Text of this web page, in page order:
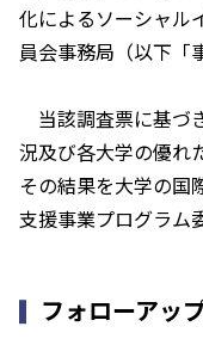
化によるソーシャル
員会事務局（以下「
当該調査票に基づ
況及び各大学の優れ
その結果を大学の国
支援事業プログラム
フォローアッ